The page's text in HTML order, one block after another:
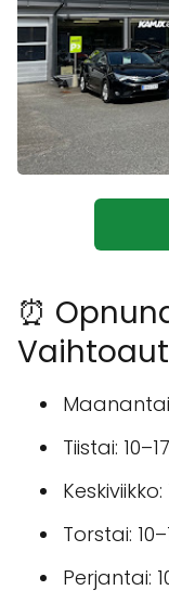
⏰
Maanantai:
Tiistai: 10–17
Keskiviikko:
Torstai:
Perjantai: